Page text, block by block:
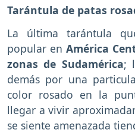
Tarántula de patas
La última tarántula
popular enAmérica
zonas de Sudamérica;
demás por una
color rosado en la
llegar a vivir
se siente amenazada